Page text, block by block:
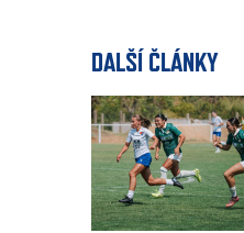
DALŠÍ ČLÁNKY